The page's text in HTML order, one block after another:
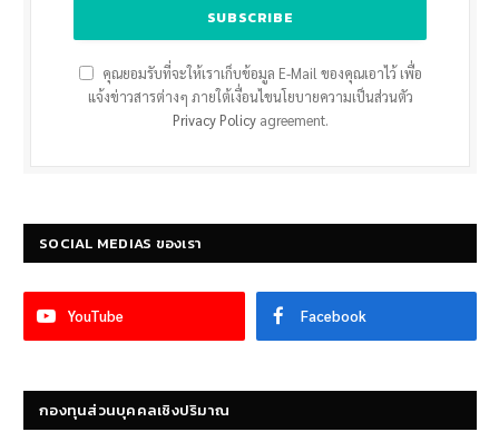
คุณยอมรับที่จะให้เราเก็บข้อมูล E-Mail ของคุณเอาไว้ เพื่อ
แจ้งข่าวสารต่างๆ ภายใต้เงื่อนไขนโยบายความเป็นส่วนตัว
Privacy Policyagreement.
SOCIAL MEDIAS ของเรา
YouTube Facebook
กองทุนส่วนบุคคลเชิงปริมาณ